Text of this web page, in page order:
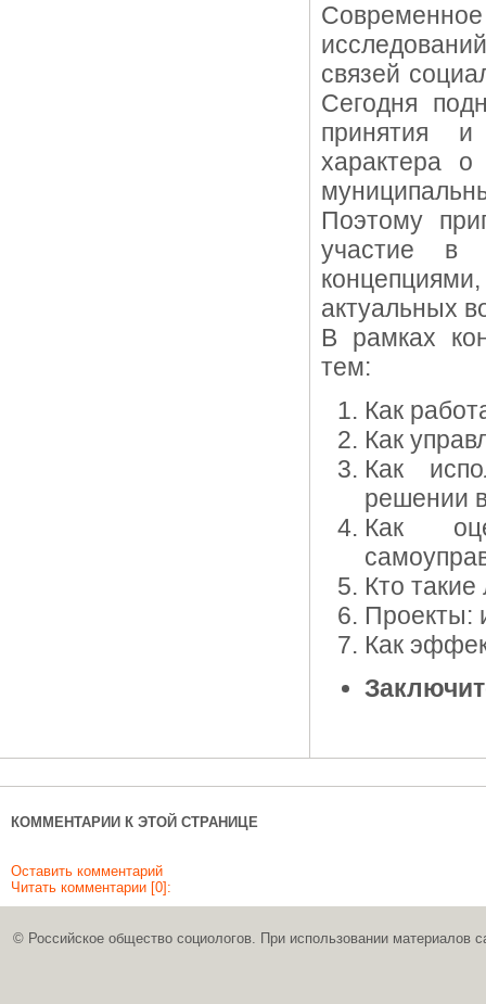
связей
Сегодня
принятия и
характера о
Поэтому
участие в
актуальных
В рамках
тем:
Как
Как
Как
решении
Как
Кто
Проекты:
Как
КОММЕНТАРИИ К ЭТОЙ СТРАНИЦЕ
Оставить комментарий
Читать комментарии [0]:
© Российское общество социологов. При использовании материалов